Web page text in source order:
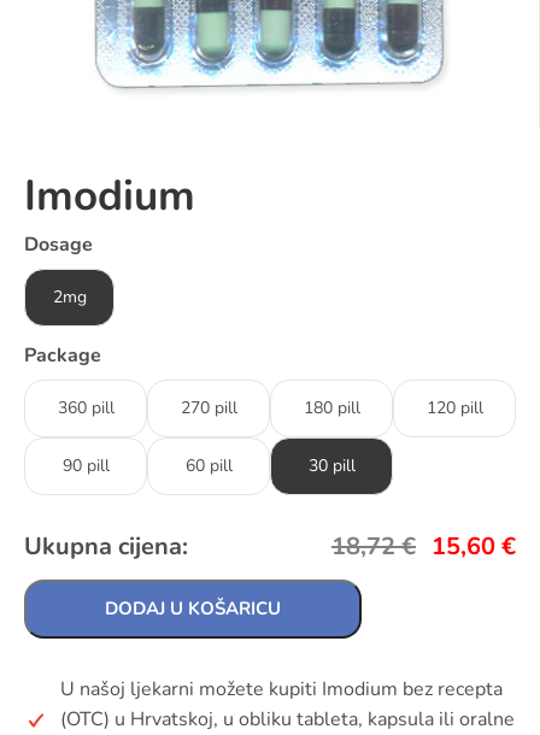
Imodium
Dosage
2mg
Package
360 pill 270 pill 180 pill 120 pill
90 pill 60 pill 30 pill
Ukupna cijena: 18,72€ 15,60€
DODAJ U KOŠARICU
U našoj ljekarni možete kupiti Imodium bez recepta
(OTC) u Hrvatskoj, u obliku tableta, kapsula ili oralne